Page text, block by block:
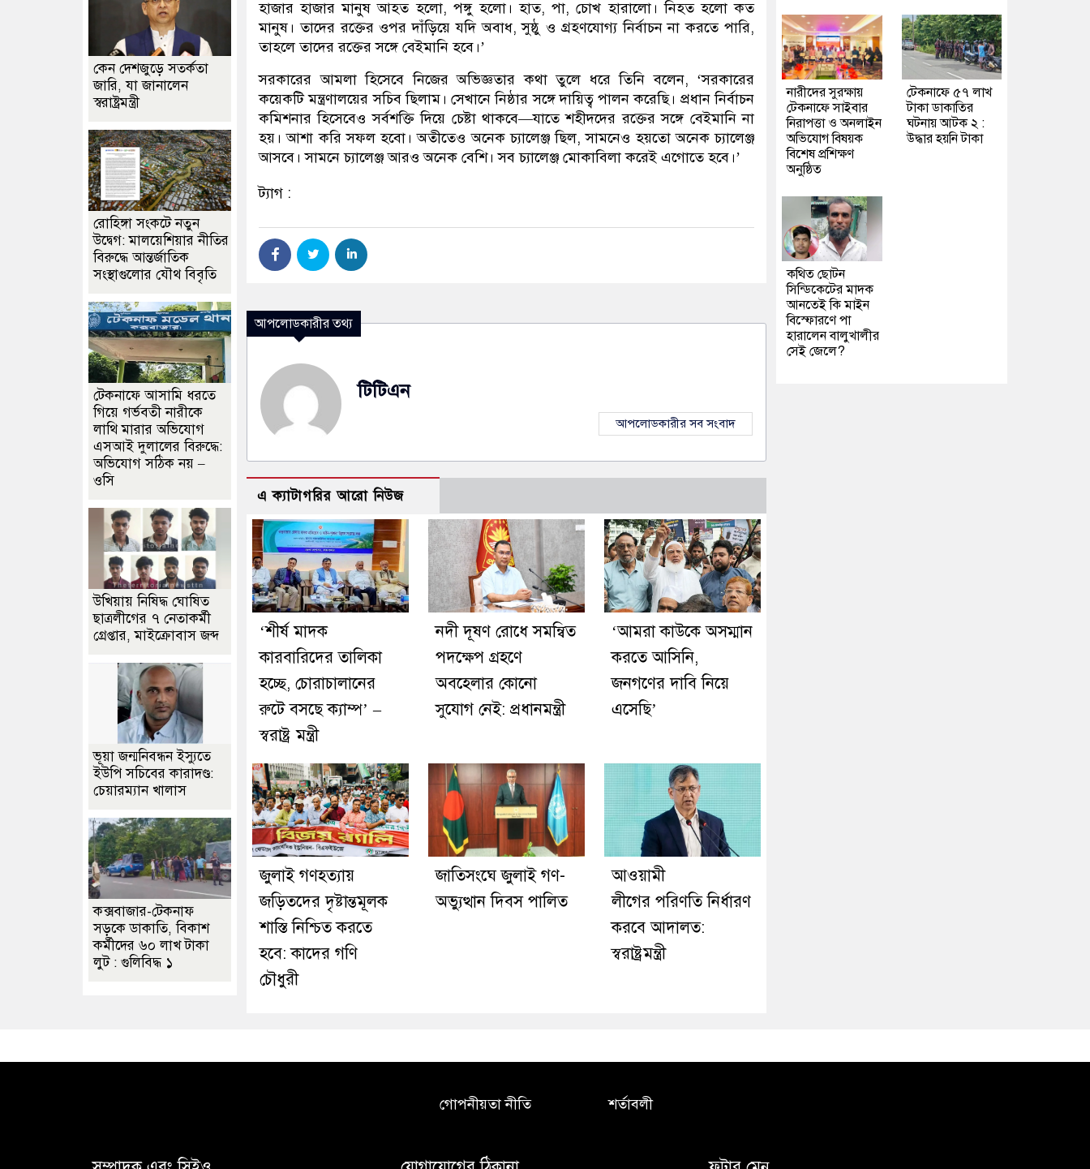
হাজার হাজার মানুষ আহত হলো, পঙ্গু হলো। হাত, পা, চোখ হারালো। নিহত হলো কত
মানুষ। তাদের রক্তের ওপর দাঁড়িয়ে যদি অবাধ, সুষ্ঠু ও গ্রহণযোগ্য নির্বাচন না করতে পারি,
তাহলে তাদের রক্তের সঙ্গে বেইমানি হবে।’
সরকারের আমলা হিসেবে নিজের অভিজ্ঞতার কথা তুলে ধরে তিনি বলেন, ‘সরকারের
কয়েকটি মন্ত্রণালয়ের সচিব ছিলাম। সেখানে নিষ্ঠার সঙ্গে দায়িত্ব পালন করেছি। প্রধান নির্বাচন
কমিশনার হিসেবেও সর্বশক্তি দিয়ে চেষ্টা থাকবে—যাতে শহীদদের রক্তের সঙ্গে বেইমানি না
হয়। আশা করি সফল হবো। অতীতেও অনেক চ্যালেঞ্জ ছিল, সামনেও হয়তো অনেক চ্যালেঞ্জ
আসবে। সামনে চ্যালেঞ্জ আরও অনেক বেশি। সব চ্যালেঞ্জ মোকাবিলা করেই এগোতে হবে।’
ট্যাগ :
আপলোডকারীর তথ্য
টিটিএন
আপলোডকারীর সব সংবাদ
এ ক্যাটাগরির আরো নিউজ
‘শীর্ষ মাদক
কারবারিদের তালিকা
হচ্ছে, চোরাচালানের
রুটে বসছে ক্যাম্প’ –
স্বরাষ্ট্র মন্ত্রী
নদী দূষণ রোধে সমন্বিত
পদক্ষেপ গ্রহণে
অবহেলার কোনো
সুযোগ নেই: প্রধানমন্ত্রী
‘আমরা কাউকে অসম্মান
করতে আসিনি,
জনগণের দাবি নিয়ে
এসেছি’
জুলাই গণহত্যায়
জড়িতদের দৃষ্টান্তমূলক
শাস্তি নিশ্চিত করতে
হবে: কাদের গণি
চৌধুরী
জাতিসংঘে জুলাই গণ-
অভ্যুত্থান দিবস পালিত
আওয়ামী
লীগের পরিণতি নির্ধারণ
করবে আদালত:
স্বরাষ্ট্রমন্ত্রী
কেন দেশজুড়ে সতর্কতা
জারি, যা জানালেন
স্বরাষ্ট্রমন্ত্রী
রোহিঙ্গা সংকটে নতুন
উদ্বেগ: মালয়েশিয়ার নীতির
বিরুদ্ধে আন্তর্জাতিক
সংস্থাগুলোর যৌথ বিবৃতি
টেকনাফে আসামি ধরতে
গিয়ে গর্ভবতী নারীকে
লাথি মারার অভিযোগ
এসআই দুলালের বিরুদ্ধে:
অভিযোগ সঠিক নয় –
ওসি
উখিয়ায় নিষিদ্ধ ঘোষিত
ছাত্রলীগের ৭ নেতাকর্মী
গ্রেপ্তার, মাইক্রোবাস জব্দ
ভূয়া জন্মনিবন্ধন ইস্যুতে
ইউপি সচিবের কারাদণ্ড:
চেয়ারম্যান খালাস
কক্সবাজার-টেকনাফ
সড়কে ডাকাতি, বিকাশ
কর্মীদের ৬০ লাখ টাকা
লুট : গুলিবিদ্ধ ১
নারীদের সুরক্ষায়
টেকনাফে সাইবার
নিরাপত্তা ও অনলাইন
অভিযোগ বিষয়ক
বিশেষ প্রশিক্ষণ
অনুষ্ঠিত
টেকনাফে ৫৭ লাখ
টাকা ডাকাতির
ঘটনায় আটক ২ :
উদ্ধার হয়নি টাকা
কথিত ছোটন
সিন্ডিকেটের মাদক
আনতেই কি মাইন
বিস্ফোরণে পা
হারালেন বালুখালীর
সেই জেলে?
গোপনীয়তা নীতি শর্তাবলী